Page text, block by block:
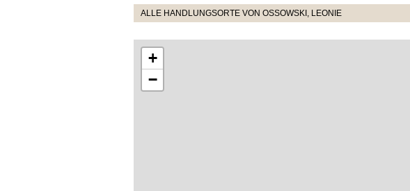
ALLE HANDLUNGSORTE VON OSSOWSKI, LEONIE
+
−